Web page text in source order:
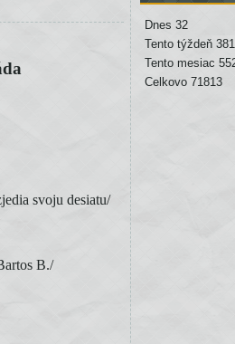
svoju desiatu/
B./
Dnes 32
Tento týždeň 381
Tento mesiac
Celkovo 71813